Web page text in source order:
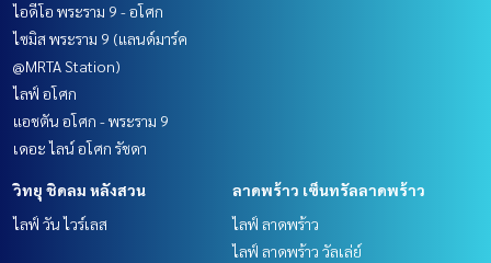
ไอดีโอ พระราม 9 - อโศก
ไซมิส พระราม 9 (แลนด์มาร์ค
@MRTA Station)
ไลฟ์ อโศก
แอชตัน อโศก - พระราม 9
เดอะ ไลน์ อโศก รัชดา
วิทยุ ชิดลม หลังสวน
ไลฟ์ วัน ไวร์เลส
ลาดพร้าว เซ็นทรัลลาดพร้าว
ไลฟ์ ลาดพร้าว
ไลฟ์ ลาดพร้าว วัลเล่ย์